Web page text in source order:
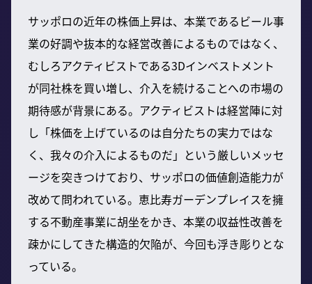
サッポロの近年の株価上昇は、本業であるビール事
業の好調や抜本的な経営改善によるものではなく、
むしろアクティビストである3Dインベストメント
が同社株を買い増し、介入を続けることへの市場の
期待感が背景にある。アクティビストは経営陣に対
し「株価を上げているのは自分たちの実力ではな
く、我々の介入によるものだ」という厳しいメッセ
ージを突きつけており、サッポロの価値創造能力が
改めて問われている。恵比寿ガーデンプレイスを擁
する不動産事業に胡坐をかき、本業の収益性改善を
疎かにしてきた構造的欠陥が、今回も浮き彫りとな
っている。